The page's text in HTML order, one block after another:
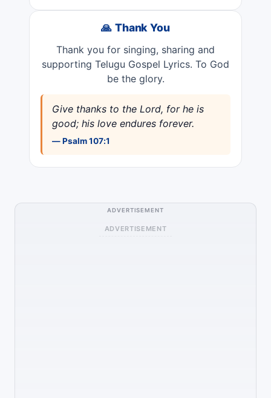
🙏 Thank You
Thank you for singing, sharing and
supporting Telugu Gospel Lyrics. To God
be the glory.
Give thanks to the Lord, for he is
good; his love endures forever.
— Psalm 107:1
ADVERTISEMENT
ADVERTISEMENT